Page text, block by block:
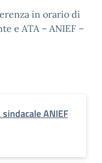
in orario di
e ATA – ANIEF –
ANIEF